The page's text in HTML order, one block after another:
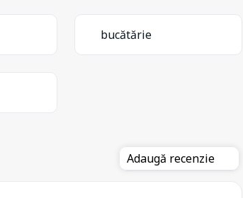
bucătărie
Adaugă recenzie